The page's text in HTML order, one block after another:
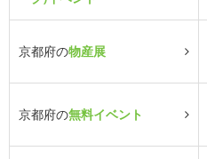
京都府の物産展
京都府の無料イベント